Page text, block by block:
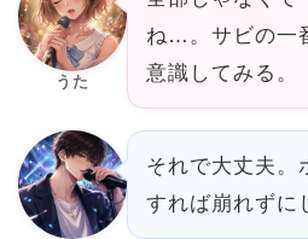
うた
ね…。サビの一
意識してみる。
それで大丈夫。
すれば崩れずに